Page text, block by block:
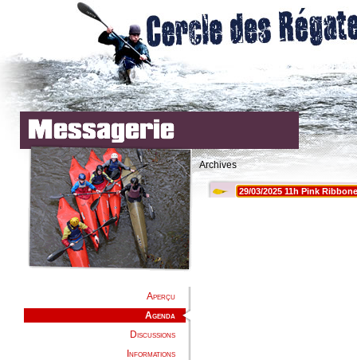
Aperçu
Agenda
Discussions
Informations
Archives